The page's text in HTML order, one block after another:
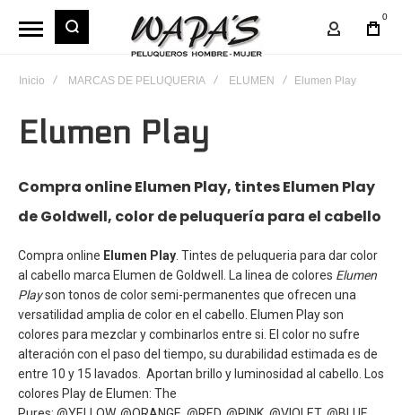
Mi
0
Inicio MARCAS DE PELUQUERIA ELUMEN Elumen Play
Elumen Play
Compra online Elumen Play, tintes Elumen Play
de Goldwell, color de peluquería para el cabello
Compra online Elumen Play . Tintes de peluqueria para dar color
al cabello marca Elumen de Goldwell. La linea de colores Elumen
Playson tonos de color semi-permanentes que ofrecen una
versatilidad amplia de color en el cabello. Elumen Playson
colores para mezclar y combinarlos entre si. El color no sufre
alteración con el paso del tiempo, su durabilidad estimada es de
entre 10 y 15 lavados. Aportan brillo y luminosidad al cabello. Los
colores Play de Elumen: The